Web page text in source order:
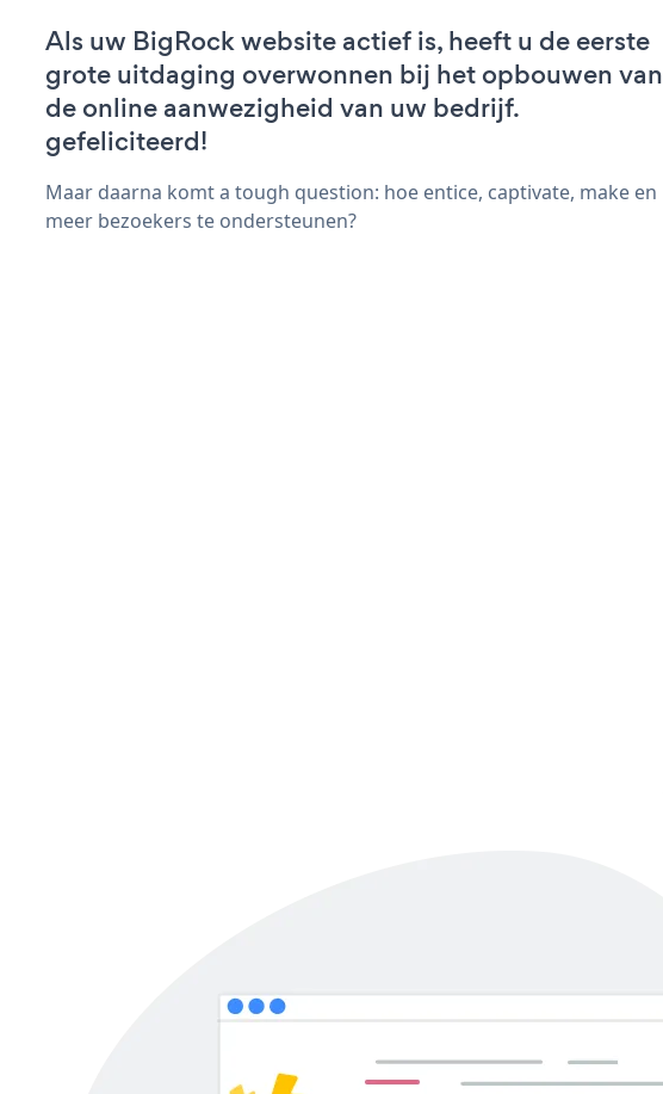
Als uw BigRock website actief is, heeft u de eerste
grote uitdaging overwonnen bij het opbouwen van
de online aanwezigheid van uw bedrijf.
gefeliciteerd!
Maar daarna komt a tough question: hoe entice, captivate, make en
meer bezoekers te ondersteunen?